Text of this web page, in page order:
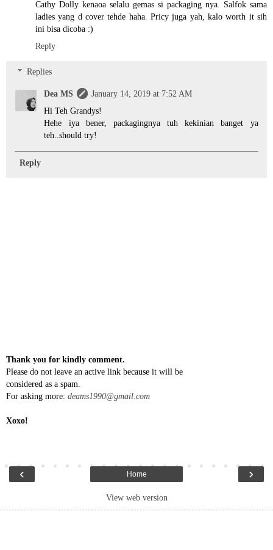
Cathy Dolly kenaoa selalu gemas si packaging nya. Salfok sama
ladies yang d cover tehde haha. Pricy juga yah, kalo worth it sih
ini bisa dicoba :)
Reply
Replies
Dea MS
January 14, 2019 at 7:52 AM
Hi Teh Grandys!
Hehe iya bener, packagingnya tuh kekinian banget ya
teh..should try!
Reply
Thank you for kindly comment.
Please do not leave an active link because it will be
considered as a spam.
For asking more: deams1990@gmail.com
Xoxo!
‹ ›
Home
View web version